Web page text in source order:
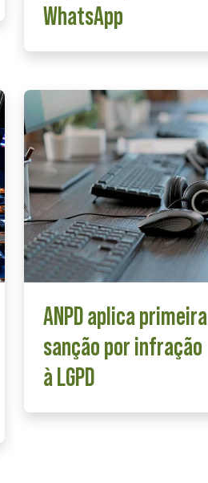
WhatsApp
ANPD aplica primeira
sanção por infração
à LGPD